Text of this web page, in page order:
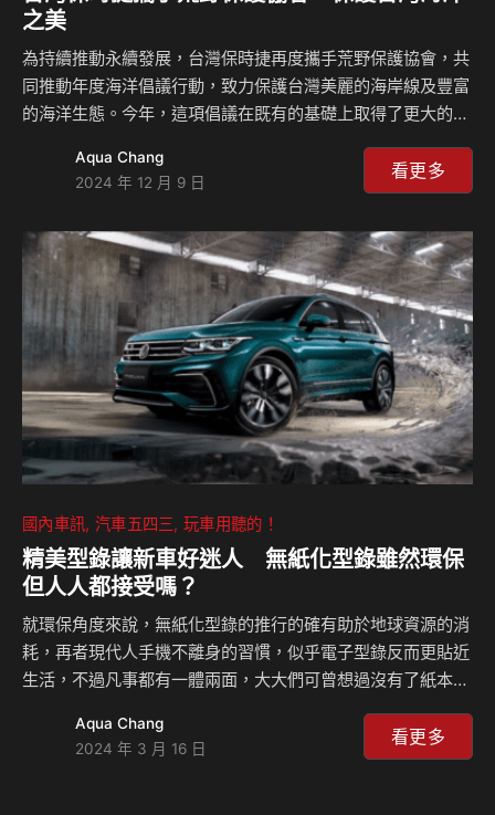
之美
為持續推動永續發展，台灣保時捷再度攜手荒野保護協會，共
同推動年度海洋倡議行動，致力保護台灣美麗的海岸線及豐富
的海洋生態。今年，這項倡議在既有的基礎上取得了更大的進
熱情響應。儘管部分活動因颱風影響而取消，團隊仍於兩場行
動中成功清除近一公噸的海洋廢棄物。 今年海洋倡議的內容
講座等多元活動，以提高大眾對海洋的認識，進一步推廣環保
意識。這些全面性的行動吸引了來自各界志工的參與，持續擴
大影響力，為海洋環境的永續發展注入新動力。 台灣保時捷
總裁 Christian Nater …
Aqua Chang
2024 年 12 月 9 日
看更多
國內車訊 汽車五四三 玩車用聽的！
精美型錄讓新車好迷人 無紙化型錄雖然環保
但人人都接受嗎？
就環保角度來說，無紙化型錄的推行的確有助於地球資源的消
耗，再者現代人手機不離身的習慣，似乎電子型錄反而更貼近
生活，不過凡事都有一體兩面，大大們可曾想過沒有了紙本型
到法律層面！來聽Celsior怎麼說？CELSIORS Youtube頻
道：https://www.youtube.com/channel/UCo3IxZ-
Aqua Chang
2024 年 3 月 16 日
看更多